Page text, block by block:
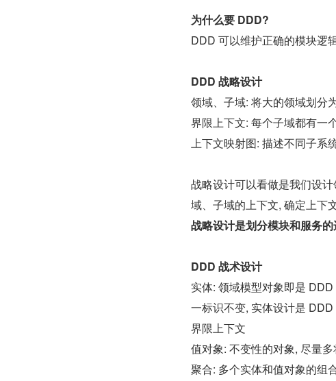
为什么要 DDD?
DDD 可以维护正确的模块逻
DDD 战略设计
领域、子域: 将大的领域划分
界限上下文: 每个子域都有一
上下文映射图: 描述不同子系
战略设计可以看做是我们设
域、子域的上下文, 确定上下
战略设计是划分模块和服务
DDD 战术设计
实体: 领域模型对象即是
一标识不变, 实体设计是
界限上下文
值对象: 不变性的对象, 尽量
聚合: 多个实体和值对象的组